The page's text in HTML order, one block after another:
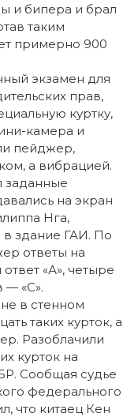
и бипера и брал
таким
примерно 900
экзамен для
прав,
куртку,
камера и
пейджер,
а вибрацией.
заданные
на экран
Нга,
здание ГАИ. По
ответы на
«А», четыре
— «С».
в стенном
таких курток, а
Разоблачили
курток на
Сообщая судье
федерального
что китаец Кен